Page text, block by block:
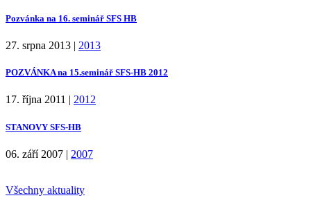
Pozvánka na 16. seminář SFS HB
27. srpna 2013 | 2013
POZVÁNKA na 15.seminář SFS-HB 2012
17. října 2011 | 2012
STANOVY SFS-HB
06. září 2007 | 2007
Všechny aktuality